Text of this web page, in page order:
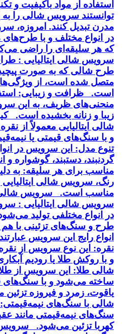
استفاده از مواد باکیفیت و
توانستند سرویس شالی را
مدرن تبدیل کنند. امروزه،
در انواع مختلف و با
که هر سلیقه‌ای را راضی
سرویس شالی ایتالیایی :
طرح شالی که به صورت
متصل شده است، از
است. ظرافت و زیبایی:
منحنی‌های ظریف، به این
زیبا و زنانه بخشیده است.
شالی ایتالیایی معمولاً از
و با سنگ‌های قیمتی یا
تنوع مدل: این سرویس در
گردنبند، دستبند، گوشواره
مناسب برای هر سلیقه: به
رنگ، سرویس شالی
مناسب است. سرویس شالی
سرویس شالی ایتالیایی :
در انواع مختلفی تولید
طرح و سنگ‌های تزئینی با هم
انواع رایج این سرویس
و با روکش طلا یا رودیم
ساخته می‌شود و با سنگ‌های
یاقوت، زمرد و فیروزه
شالی با سنگ‌های
سنگ‌های نیمه‌قیمتی مانند
کهربا تزئین می‌شود.